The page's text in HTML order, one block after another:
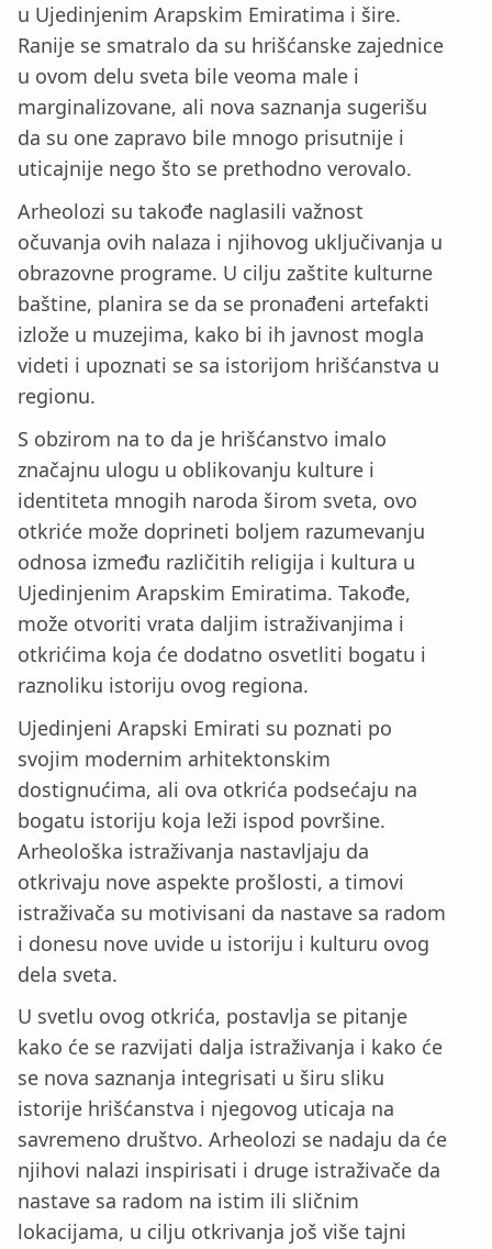
u Ujedinjenim Arapskim Emiratima i šire.
Ranije se smatralo da su hrišćanske zajednice
u ovom delu sveta bile veoma male i
marginalizovane, ali nova saznanja sugerišu
da su one zapravo bile mnogo prisutnije i
uticajnije nego što se prethodno verovalo.
Arheolozi su takođe naglasili važnost
očuvanja ovih nalaza i njihovog uključivanja u
obrazovne programe. U cilju zaštite kulturne
baštine, planira se da se pronađeni artefakti
izlože u muzejima, kako bi ih javnost mogla
videti i upoznati se sa istorijom hrišćanstva u
regionu.
S obzirom na to da je hrišćanstvo imalo
značajnu ulogu u oblikovanju kulture i
identiteta mnogih naroda širom sveta, ovo
otkriće može doprineti boljem razumevanju
odnosa između različitih religija i kultura u
Ujedinjenim Arapskim Emiratima. Takođe,
može otvoriti vrata daljim istraživanjima i
otkrićima koja će dodatno osvetliti bogatu i
raznoliku istoriju ovog regiona.
Ujedinjeni Arapski Emirati su poznati po
svojim modernim arhitektonskim
dostignućima, ali ova otkrića podsećaju na
bogatu istoriju koja leži ispod površine.
Arheološka istraživanja nastavljaju da
otkrivaju nove aspekte prošlosti, a timovi
istraživača su motivisani da nastave sa radom
i donesu nove uvide u istoriju i kulturu ovog
dela sveta.
U svetlu ovog otkrića, postavlja se pitanje
kako će se razvijati dalja istraživanja i kako će
se nova saznanja integrisati u širu sliku
istorije hrišćanstva i njegovog uticaja na
savremeno društvo. Arheolozi se nadaju da će
njihovi nalazi inspirisati i druge istraživače da
nastave sa radom na istim ili sličnim
lokacijama, u cilju otkrivanja još više tajni